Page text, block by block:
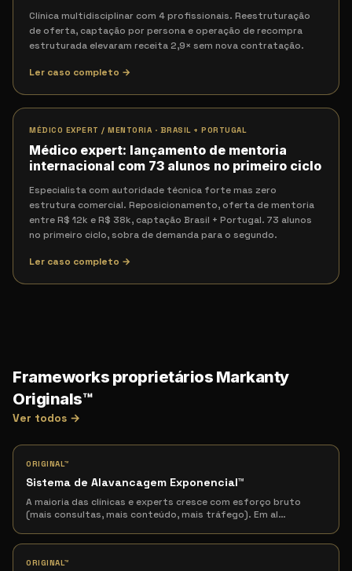
Clínica multidisciplinar com 4 profissionais. Reestruturação
de oferta, captação por persona e operação de recompra
estruturada elevaram receita 2,9× sem nova contratação.
Ler caso completo →
MÉDICO EXPERT / MENTORIA · BRASIL + PORTUGAL
Médico expert: lançamento de mentoria
internacional com 73 alunos no primeiro ciclo
Especialista com autoridade técnica forte mas zero
estrutura comercial. Reposicionamento, oferta de mentoria
entre R$ 12k e R$ 38k, captação Brasil + Portugal. 73 alunos
no primeiro ciclo, sobra de demanda para o segundo.
Ler caso completo →
Frameworks proprietários Markanty
Originals™
Ver todos →
ORIGINAL™
Sistema de Alavancagem Exponencial™
A maioria das clínicas e experts cresce com esforço bruto
(mais consultas, mais conteúdo, mais tráfego). Em al…
ORIGINAL™